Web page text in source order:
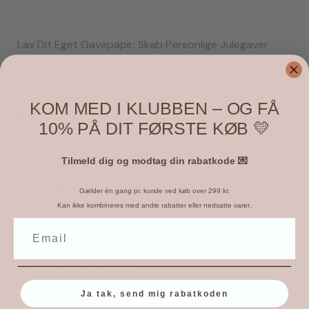
Lav Dit Eget Gavepapir: Skab Personlige Julegaver
Giv en hjemmelavet gave – 6 kreative ideer til DIY
gaver #1
KOM MED I KLUBBEN – OG FÅ
10% PÅ DIT FØRSTE KØB 💛
Tilmeld dig og modtag din rabatkode 💌
Gælder én gang pr. kunde ved køb over 299 kr.
Kan ikke kombineres med andre rabatter eller nedsatte varer.
Ja tak, send mig rabatkoden